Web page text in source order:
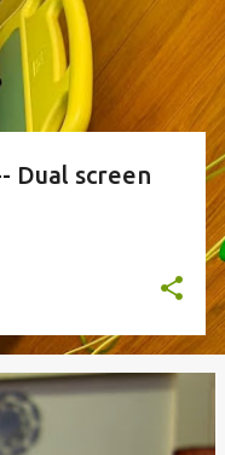
Dual screen